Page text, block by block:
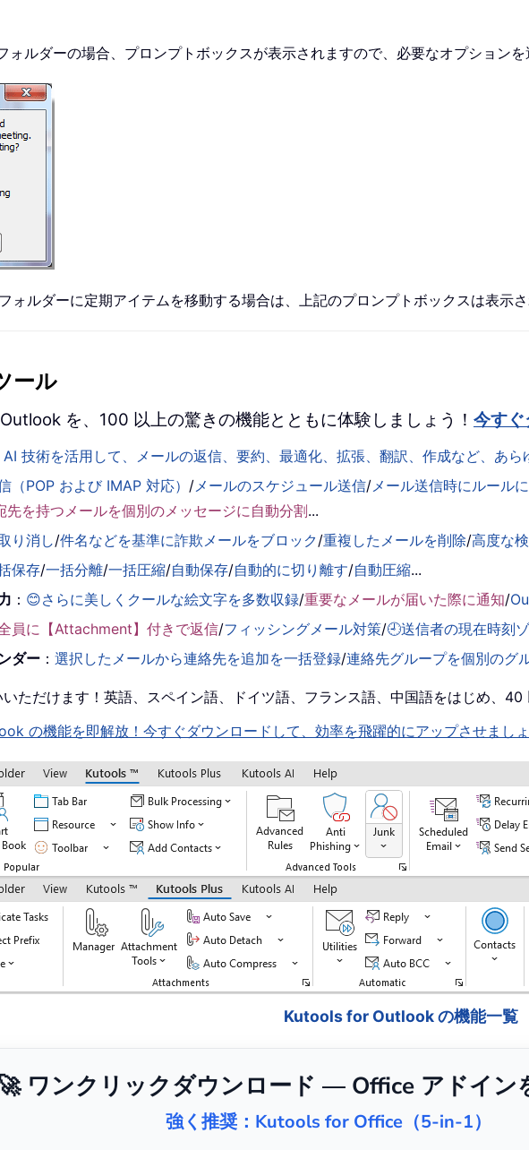
ォルダーの場合、プロンプトボックスが表示されますので、必要なオプションを
ォルダーに定期アイテムを移動する場合は、上記のプロンプトボックスは表示さ
ール
を、100 以上の驚きの機能とともに体験しましょう！ 今すぐ
技術を活用して、メールの返信、要約、最適化、拡張、翻訳、作成など、あら
（POP および IMAP 対応） /メールのスケジュール送信/メール送信時にルール
先を持つメールを個別のメッセージに自動分割...
り消し/件名などを基準に詐欺メールをブロック/重複したメールを削除/高度な
保存/一括分離/一括圧縮/自動保存/自動的に切り離す/自動圧縮...
： 😊さらに美しくクールな絵文字を多数収録/重要なメールが届いた際に通知/
員に【Attachment】付きで返信/フィッシングメール対策/🕘送信者の現在時刻
ダー ：選択したメールから連絡先を追加を一括登録/連絡先グループを個別のグ
ただけます！英語、スペイン語、ドイツ語、フランス語、中国語をはじめ、40
の機能を即解放！今すぐダウンロードして、効率を飛躍的にアップさせましょ
Kutools for Outlook の機能一覧
ワンクリックダウンロード — Office アドイン
強く推奨：Kutools for Office（5-in-1）